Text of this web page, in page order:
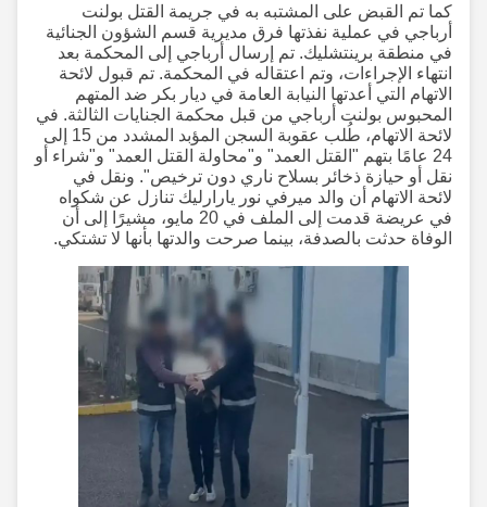
كما تم القبض على المشتبه به في جريمة القتل بولنت
أرباجي في عملية نفذتها فرق مديرية قسم الشؤون الجنائية
في منطقة برينتشليك. تم إرسال أرباجي إلى المحكمة بعد
انتهاء الإجراءات، وتم اعتقاله في المحكمة. تم قبول لائحة
الاتهام التي أعدتها النيابة العامة في ديار بكر ضد المتهم
المحبوس بولنت أرباجي من قبل محكمة الجنايات الثالثة. في
لائحة الاتهام، طُلب عقوبة السجن المؤبد المشدد من 15 إلى
24 عامًا بتهم "القتل العمد" و"محاولة القتل العمد" و"شراء أو
نقل أو حيازة ذخائر بسلاح ناري دون ترخيص". ونقل في
لائحة الاتهام أن والد ميرفي نور يارارليك تنازل عن شكواه
في عريضة قدمت إلى الملف في 20 مايو، مشيرًا إلى أن
الوفاة حدثت بالصدفة، بينما صرحت والدتها بأنها لا تشتكي.